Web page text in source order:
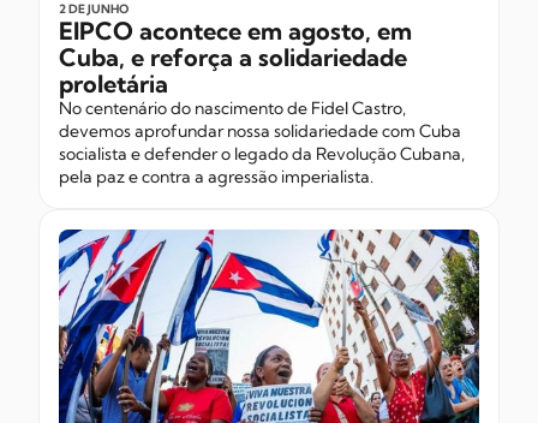
2 DE JUNHO
EIPCO acontece em agosto, em
Cuba, e reforça a solidariedade
proletária
No centenário do nascimento de Fidel Castro,
devemos aprofundar nossa solidariedade com Cuba
socialista e defender o legado da Revolução Cubana,
pela paz e contra a agressão imperialista.